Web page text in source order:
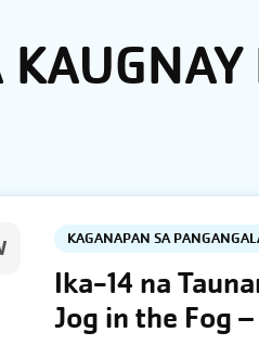
KAGANAPAN SA
Ika-14 na
Jog in the Fog